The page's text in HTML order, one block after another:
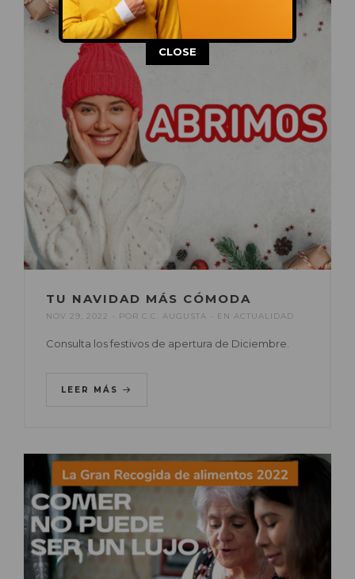
TU NAVIDAD MÁS CÓMODA
NOV 29, 2022 POR C.C. AUGUSTA EN ACTUALIDAD
Consulta los festivos de apertura de Diciembre.
LEER MÁS
This popup will close in:
CLOSE